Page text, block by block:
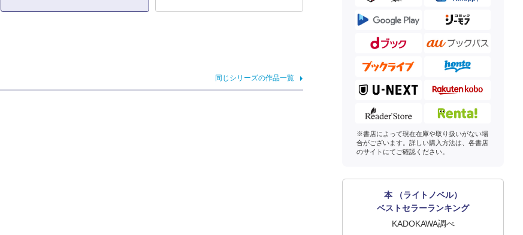
同じシリーズの作品一覧
※書店によって現在在庫や取り扱いがない場
合がございます。詳しい購入方法は、各書店
のサイトにてご確認ください。
本 （ライトノベル）
ベストセラーランキング
KADOKAWA調べ